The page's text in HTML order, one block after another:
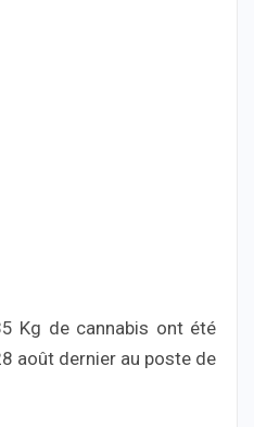
Kg de cannabis ont été
août dernier au poste de